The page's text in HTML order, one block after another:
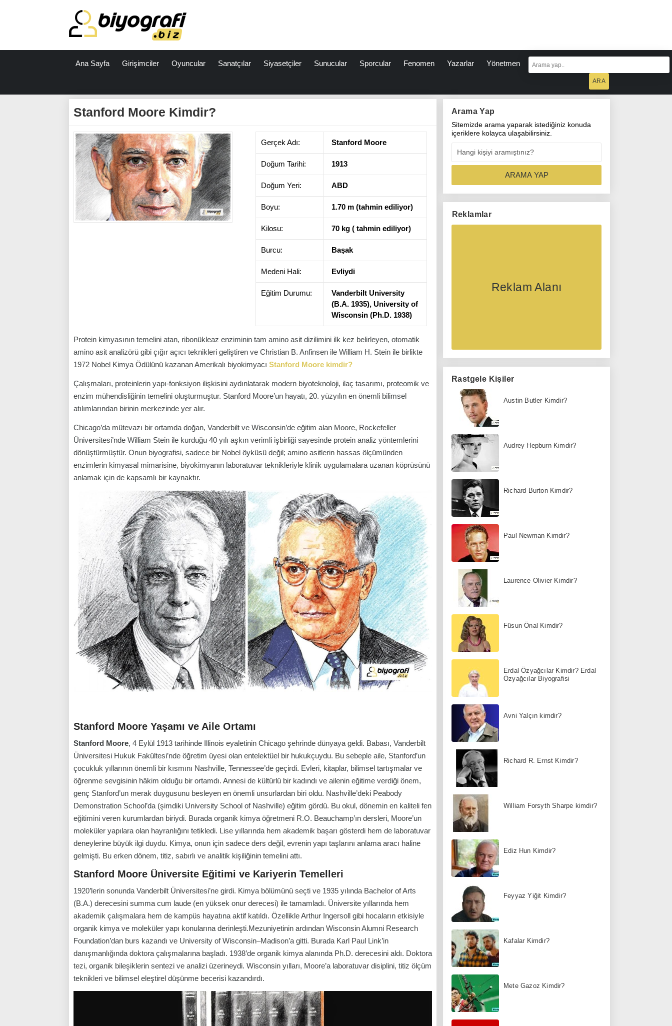
Ana Sayfa Girişimciler Oyuncular Sanatçılar Siyasetçiler Sunucular Sporcular Fenomen Yazarlar Yönetmen
Stanford Moore Kimdir?
Gerçek Adı: Stanford Moore
Doğum Tarihi: 1913
Doğum Yeri: ABD
Boyu: 1.70 m (tahmin ediliyor)
Kilosu: 70 kg ( tahmin ediliyor)
Burcu: Başak
Medeni Hali: Evliydi
Eğitim Durumu:
Vanderbilt University
(B.A. 1935), University of
Wisconsin (Ph.D. 1938)
Protein kimyasının temelini atan, ribonükleaz enziminin tam amino asit dizilimini ilk kez belirleyen, otomatik
amino asit analizörü gibi çığır açıcı teknikleri geliştiren ve Christian B. Anfinsen ile William H. Stein ile birlikte
1972 Nobel Kimya Ödülünü kazanan Amerikalı biyokimyacı Stanford Moore kimdir?
Çalışmaları, proteinlerin yapı-fonksiyon ilişkisini aydınlatarak modern biyoteknoloji, ilaç tasarımı, proteomik ve
enzim mühendisliğinin temelini oluşturmuştur. Stanford Moore’un hayatı, 20. yüzyılın en önemli bilimsel
atılımlarından birinin merkezinde yer alır.
Chicago’da mütevazı bir ortamda doğan, Vanderbilt ve Wisconsin’de eğitim alan Moore, Rockefeller
Üniversitesi’nde William Stein ile kurduğu 40 yılı aşkın verimli işbirliği sayesinde protein analiz yöntemlerini
dönüştürmüştür. Onun biyografisi, sadece bir Nobel öyküsü değil; amino asitlerin hassas ölçümünden
enzimlerin kimyasal mimarisine, biyokimyanın laboratuvar teknikleriyle klinik uygulamalara uzanan köprüsünü
anlamak için de kapsamlı bir kaynaktır.
Stanford Moore Yaşamı ve Aile Ortamı
Stanford Moore, 4 Eylül 1913 tarihinde Illinois eyaletinin Chicago şehrinde dünyaya geldi. Babası, Vanderbilt
Üniversitesi Hukuk Fakültesi’nde öğretim üyesi olan entelektüel bir hukukçuydu. Bu sebeple aile, Stanford’un
çocukluk yıllarının önemli bir kısmını Nashville, Tennessee’de geçirdi. Evleri, kitaplar, bilimsel tartışmalar ve
öğrenme sevgisinin hâkim olduğu bir ortamdı. Annesi de kültürlü bir kadındı ve ailenin eğitime verdiği önem,
genç Stanford’un merak duygusunu besleyen en önemli unsurlardan biri oldu. Nashville’deki Peabody
Demonstration School’da (şimdiki University School of Nashville) eğitim gördü. Bu okul, dönemin en kaliteli fen
eğitimini veren kurumlardan biriydi. Burada organik kimya öğretmeni R.O. Beauchamp’ın dersleri, Moore’un
moleküler yapılara olan hayranlığını tetikledi. Lise yıllarında hem akademik başarı gösterdi hem de laboratuvar
deneylerine büyük ilgi duydu. Kimya, onun için sadece ders değil, evrenin yapı taşlarını anlama aracı haline
gelmişti. Bu erken dönem, titiz, sabırlı ve analitik kişiliğinin temelini attı.
Stanford Moore Üniversite Eğitimi ve Kariyerin Temelleri
1920’lerin sonunda Vanderbilt Üniversitesi’ne girdi. Kimya bölümünü seçti ve 1935 yılında Bachelor of Arts
(B.A.) derecesini summa cum laude (en yüksek onur derecesi) ile tamamladı. Üniversite yıllarında hem
akademik çalışmalara hem de kampüs hayatına aktif katıldı. Özellikle Arthur Ingersoll gibi hocaların etkisiyle
organik kimya ve moleküler yapı konularına derinleşti.Mezuniyetinin ardından Wisconsin Alumni Research
Foundation’dan burs kazandı ve University of Wisconsin–Madison’a gitti. Burada Karl Paul Link’in
danışmanlığında doktora çalışmalarına başladı. 1938’de organik kimya alanında Ph.D. derecesini aldı. Doktora
tezi, organik bileşiklerin sentezi ve analizi üzerineydi. Wisconsin yılları, Moore’a laboratuvar disiplini, titiz ölçüm
teknikleri ve bilimsel eleştirel düşünme becerisi kazandırdı.
Arama Yap
Sitemizde arama yaparak istediğiniz konuda
içeriklere kolayca ulaşabilirsiniz.
Reklamlar
Reklam Alanı
Rastgele Kişiler
Austin Butler Kimdir?
Audrey Hepburn Kimdir?
Richard Burton Kimdir?
Paul Newman Kimdir?
Laurence Olivier Kimdir?
Füsun Önal Kimdir?
Erdal Özyağcılar Kimdir? Erdal
Özyağcılar Biyografisi
Avni Yalçın kimdir?
Richard R. Ernst Kimdir?
William Forsyth Sharpe kimdir?
Ediz Hun Kimdir?
Feyyaz Yiğit Kimdir?
Kafalar Kimdir?
Mete Gazoz Kimdir?